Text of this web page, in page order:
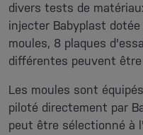
divers tests de
injecter Babyplast
moules, 8 plaques
différentes peuvent être
Les moules sont
piloté directement par
peut être sélectionné à